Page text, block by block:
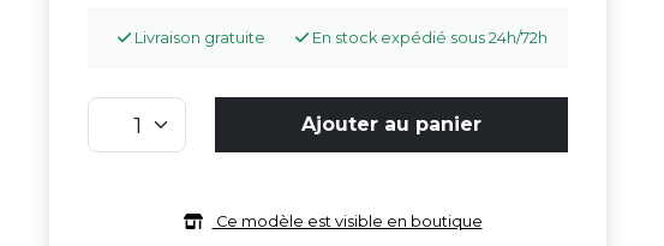
Livraison gratuite En stock expédié sous 24h/72h
Ajouter au panier
Ce modèle est visible en boutique